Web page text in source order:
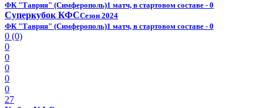
ФК "Таврия" (Симферополь)1 матч, в стартовом составе - 0
Суперкубок КФССезон 2024
ФК "Таврия" (Симферополь)1 матч, в стартовом составе - 0
0 (0)
0
0
0
0
0
27